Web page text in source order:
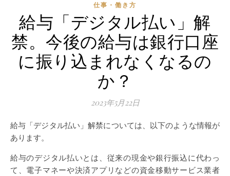
仕事・働き方
給与「デジタル払い」解
禁。今後の給与は銀行口座
に振り込まれなくなるの
か？
2023年5月22日
給与「デジタル払い」解禁については、以下のような情報が
あります。
給与のデジタル払いとは、従来の現金や銀行振込に代わっ
て、電子マネーや決済アプリなどの資金移動サービス業者